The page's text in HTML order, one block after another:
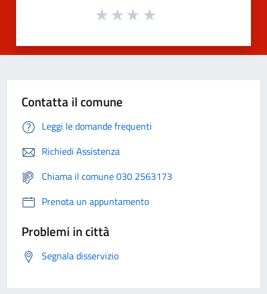
Contatta il comune
Leggi le domande frequenti
Richiedi Assistenza
Chiama il comune 030 2563173
Prenota un appuntamento
Problemi in città
Segnala disservizio